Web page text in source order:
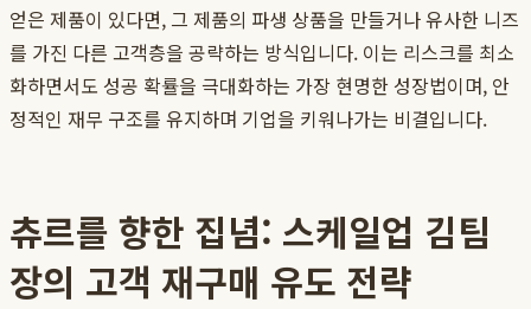
얻은 제품이 있다면, 그 제품의 파생 상품을 만들거나 유사한 니즈
를 가진 다른 고객층을 공략하는 방식입니다. 이는 리스크를 최소
화하면서도 성공 확률을 극대화하는 가장 현명한 성장법이며, 안
정적인 재무 구조를 유지하며 기업을 키워나가는 비결입니다.
츄르를 향한 집념: 스케일업 김팀
장의 고객 재구매 유도 전략